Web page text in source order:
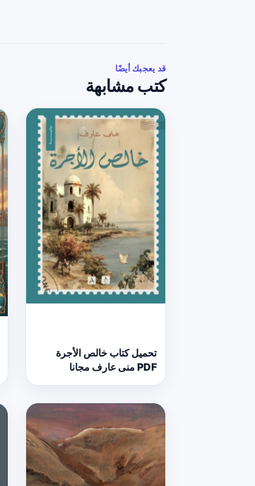
قد يعجبك أيضًا
كتب مشابهة
تحميل كتاب خالص الأجرة
PDF منى عارف مجانا